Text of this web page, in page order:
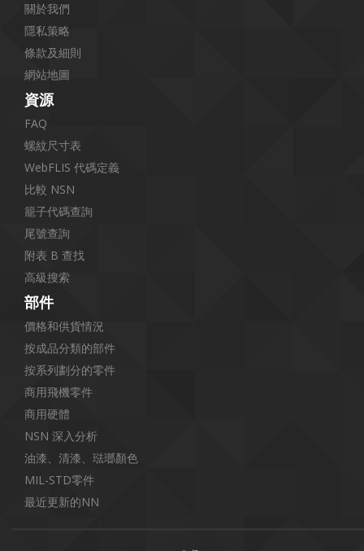
關於我們
隱私策略
條款及細則
網站地圖
資源
FAQ
螺紋尺寸表
WebFLIS 代碼定義
比較 NSN
籠子代碼查詢
尾號查詢
附表 B 查找
高級搜索
部件
價格和供貨情況
按成品分類的部件
按系列劃分的零件
商用飛機零件
商用硬體
NSN 深入分析
油漆、清漆、琺瑯顏色
MIL-STD零件
最近更新的NN